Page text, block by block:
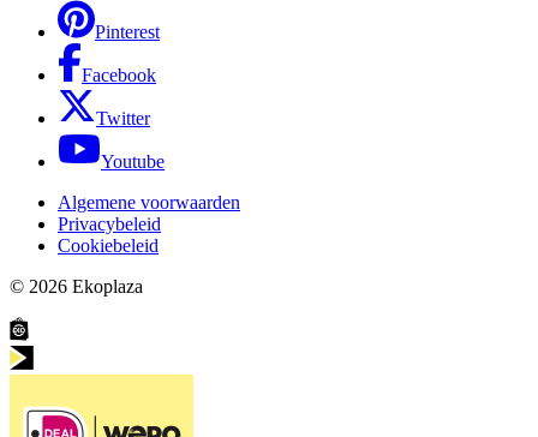
Pinterest
Facebook
Twitter
Youtube
Algemene voorwaarden
Privacybeleid
Cookiebeleid
© 2026 Ekoplaza